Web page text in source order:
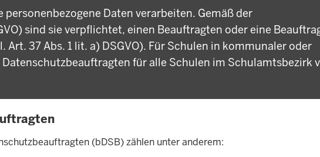
Daten verarbeiten. Gemäß der
sind sie verpflichtet, einen Beauftragten oder eine
37 Abs. 1 lit. a) DSGVO). Für Schulen in kommunaler oder
für alle Schulen im Schulamtsbezirk
(bDSB) zählen unter anderem: